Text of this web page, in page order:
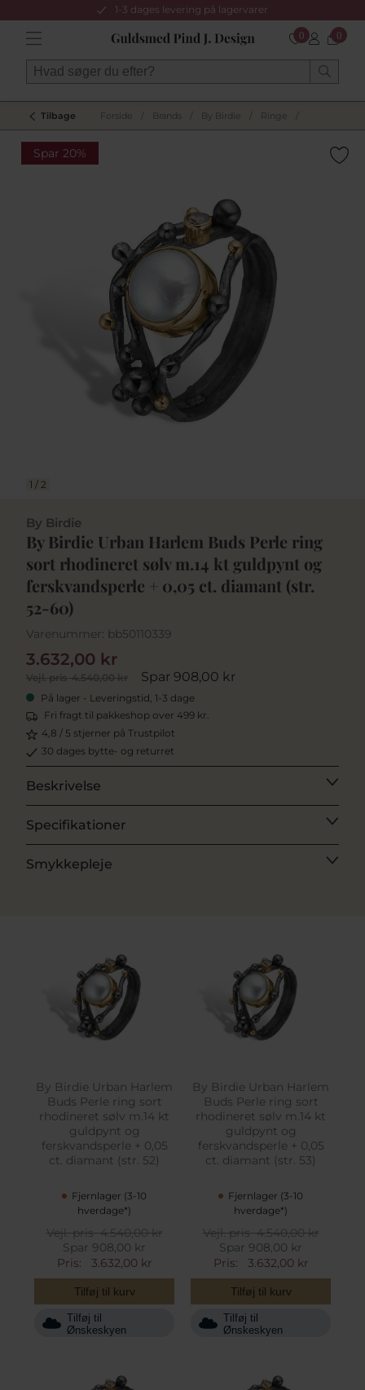
1-3 dages levering på lagervarer
0 0
Tilbage Forside Brands By Birdie Ringe
Spar 20%
1 / 2
By Birdie
By Birdie Urban Harlem Buds Perle ring
sort rhodineret sølv m.14 kt guldpynt og
ferskvandsperle + 0,05 ct. diamant (str.
52-60)
Varenummer: bb50110339
Vejl. pris4.540,00 kr Spar 908,00 kr
3.632,00 kr
På lager - Leveringstid, 1-3 dage
Fri fragt til pakkeshop over 499 kr.
4,8 / 5 stjerner på Trustpilot
30 dages bytte- og returret
Beskrivelse
Specifikationer
Smykkepleje
By Birdie Urban Harlem
Buds Perle ring sort
rhodineret sølv m.14 kt
guldpynt og
ferskvandsperle + 0,05
ct. diamant (str. 52)
Fjernlager (3-10
hverdage*)
Vejl. pris4.540,00 kr
Spar 908,00 kr
Pris:
3.632,00 kr
Tilføj til kurv
Tilføj til
Ønskeskyen
By Birdie Urban Harlem
Buds Perle ring sort
rhodineret sølv m.14 kt
guldpynt og
ferskvandsperle + 0,05
ct. diamant (str. 53)
Fjernlager (3-10
hverdage*)
Vejl. pris4.540,00 kr
Spar 908,00 kr
Pris:
3.632,00 kr
Tilføj til kurv
Tilføj til
Ønskeskyen